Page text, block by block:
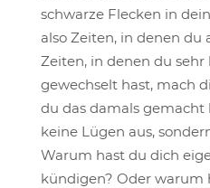
schwarze Flecken in
also Zeiten, in denen du
Zeiten, in denen du
gewechselt hast, mach
du das damals gemacht
keine Lügen aus,
Warum hast du dich
kündigen? Oder warum